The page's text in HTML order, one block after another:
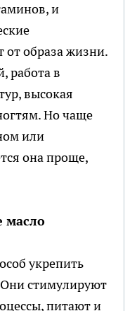
и
от образа жизни.
работа в
высокая
Но чаще
или
она проще,
масло
укрепить
стимулируют
питают и